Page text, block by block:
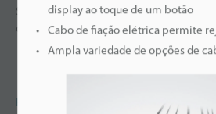
Sensor fotoelétrico com amplificador
cabeça.
Pergunte à KEYENCE
display ao toque de um botão
Cabo de fiação elétrica permite
Ampla variedade de opções de